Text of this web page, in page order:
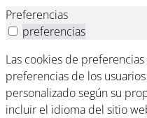
Preferencias
preferencias
Las cookies de
preferencias de los
personalizado según su
incluir el idioma del sitio